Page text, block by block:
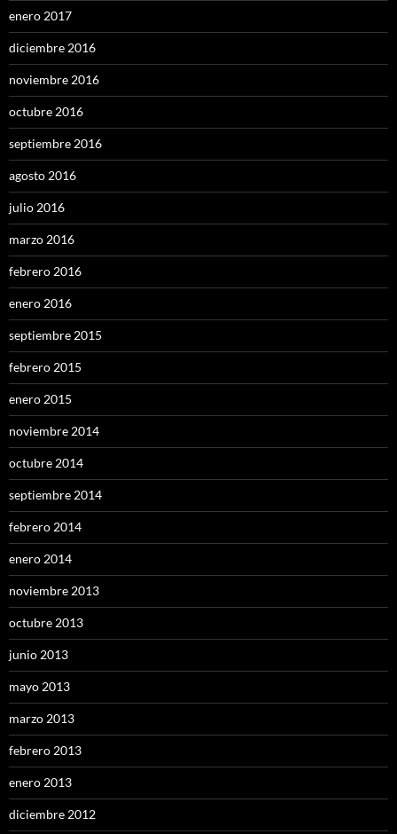
enero 2017
diciembre 2016
noviembre 2016
octubre 2016
septiembre 2016
agosto 2016
julio 2016
marzo 2016
febrero 2016
enero 2016
septiembre 2015
febrero 2015
enero 2015
noviembre 2014
octubre 2014
septiembre 2014
febrero 2014
enero 2014
noviembre 2013
octubre 2013
junio 2013
mayo 2013
marzo 2013
febrero 2013
enero 2013
diciembre 2012